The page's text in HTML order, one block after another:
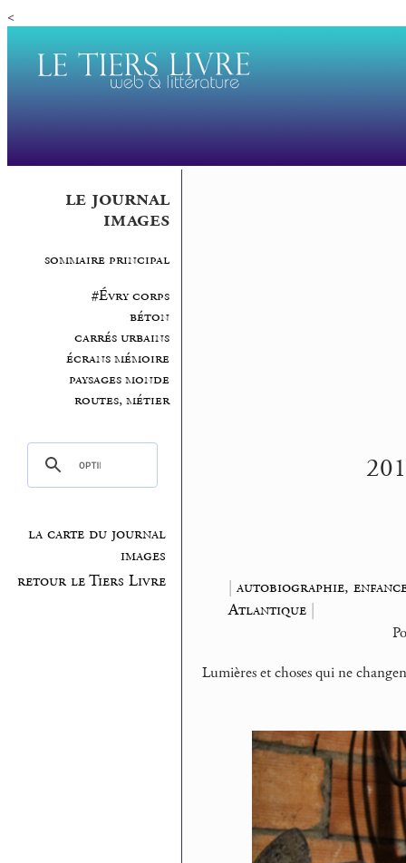
<
le journal
images
sommaire principal
#Évry corps
béton
carrés urbains
écrans mémoire
paysages monde
routes, métier
la carte du journal
images
retour le Tiers Livre
|autobiographie,
Atlantique|
Lumières et choses qui ne